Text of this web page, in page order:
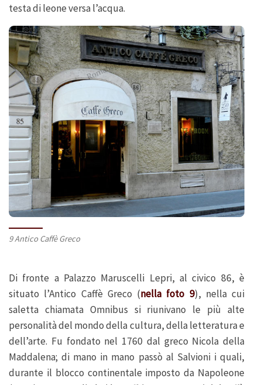
testa di leone versa l’acqua.
9 Antico Caffè Greco
Di fronte a Palazzo Maruscelli Lepri, al civico 86, è
situato l’Antico Caffè Greco (nella foto 9), nella cui
saletta chiamata Omnibus si riunivano le più alte
personalità del mondo della cultura, della letteratura e
dell’arte. Fu fondato nel 1760 dal greco Nicola della
Maddalena; di mano in mano passò al Salvioni i quali,
durante il blocco continentale imposto da Napoleone